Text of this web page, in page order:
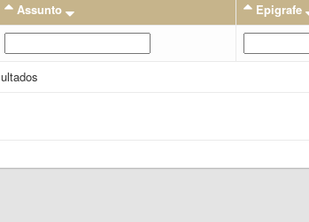
Assunto Epigrafe